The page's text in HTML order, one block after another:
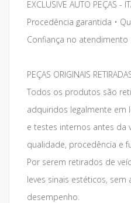
EXCLUSIVE AUTO PEÇAS -
Procedência garantida •
Confiança no atendimento
PEÇAS ORIGINAIS
Todos os produtos são
adquiridos legalmente em
e testes internos antes da
qualidade, procedência e
Por serem retirados de
leves sinais estéticos,
desempenho.